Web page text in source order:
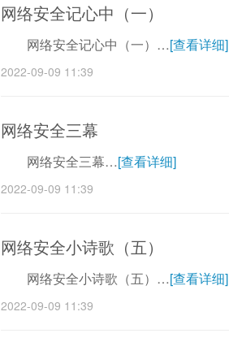
网络安全记心中（一）
网络安全记心中（一）…[查看详细]
2022-09-09 11:39
网络安全三幕
网络安全三幕…[查看详细]
2022-09-09 11:39
网络安全小诗歌（五）
网络安全小诗歌（五）…[查看详细]
2022-09-09 11:39